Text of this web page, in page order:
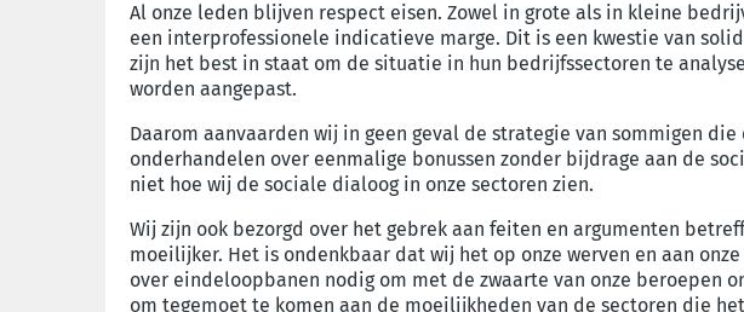
Al onze leden blijven respect eisen. Zowel in grote als in kleine
een interprofessionele indicatieve marge. Dit is een kwestie van
zijn het best in staat om de situatie in hun bedrijfssectoren te
worden aangepast.
Daarom aanvaarden wij in geen geval de strategie van sommigen
onderhandelen over eenmalige bonussen zonder bijdrage aan de
niet hoe wij de sociale dialoog in onze sectoren zien.
Wij zijn ook bezorgd over het gebrek aan feiten en argumenten
moeilijker. Het is ondenkbaar dat wij het op onze werven en aan
over eindeloopbanen nodig om met de zwaarte van onze beroepen
om tegemoet te komen aan de moeilijkheden van de sectoren die